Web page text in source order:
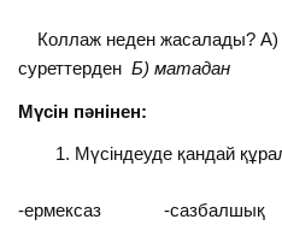
Коллаж неден жасалады? А)
суреттерденБ) матадан
Мүсін пәнінен:
Мүсіндеуде қандай
-ермексаз -сазбалшық